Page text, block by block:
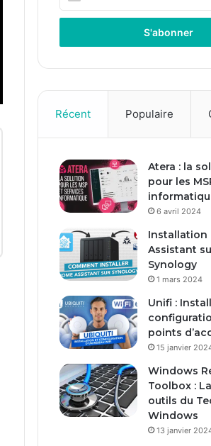
t
e
o
t
e
d
r
e
s
e
m
i
l
Récent Populaire
Atera : la
pour les
6 avril 2024
Installation
Assistant
Synology
1 mars 2024
Unifi :
points
15 janvier
Windows
Toolbox :
outils du
Windows
13 janvier